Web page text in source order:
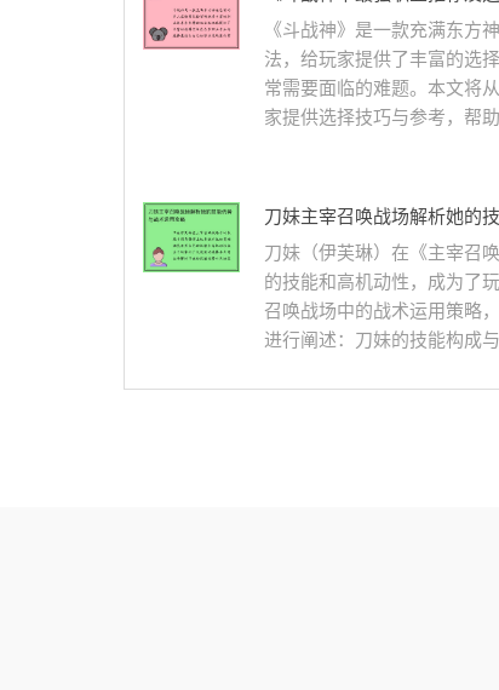
《斗战神》是一款充满东方
法，给玩家提供了丰富的选
常需要面临的难题。本文将
家提供选择技巧与参考，帮
刀妹主宰召唤战场解析她的
刀妹（伊芙琳）在《主宰召
的技能和高机动性，成为了
召唤战场中的战术运用策略
进行阐述：刀妹的技能构成